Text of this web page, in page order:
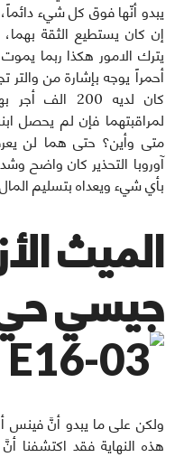
يبدو أنّها فوق كل شيء
إن كان يستطيع الثقة
يترك الامور هكذا ربما
أحمراً يوجه بإشارة من والتر
كان لديه 200
لمراقبتهما فإن لم يحصل
متى وأين؟ حتى هما لن
آوروبا التحذير كان واضح
بأي شيء ويعداه بتسليم المال
الميث
جيسي
ولكن على ما يبدو أنَّ فينس
هذه النهاية فقد اكتشفنا